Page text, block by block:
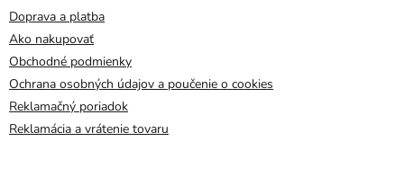
Doprava a platba
Ako nakupovať
Obchodné podmienky
Ochrana osobných údajov a poučenie o cookies
Reklamačný poriadok
Reklamácia a vrátenie tovaru